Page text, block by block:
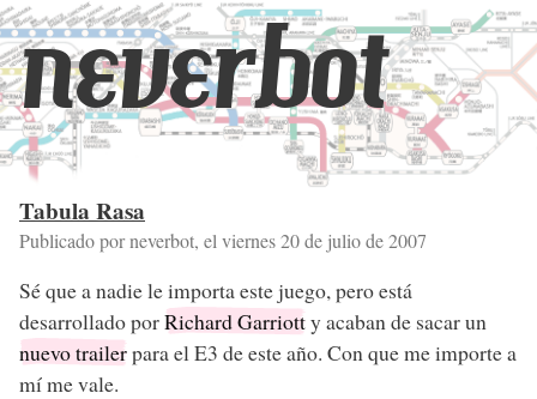
neverbot
Tabula Rasa
Publicado por neverbot, el viernes 20 de julio de 2007
Sé que a nadie le importa este juego, pero está
desarrollado porRichard Garriotty acaban de sacar un
nuevo trailerpara el E3 de este año. Con que me importe a
mí me vale.